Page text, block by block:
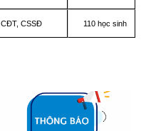
CĐT, CSSĐ 110 học sinh